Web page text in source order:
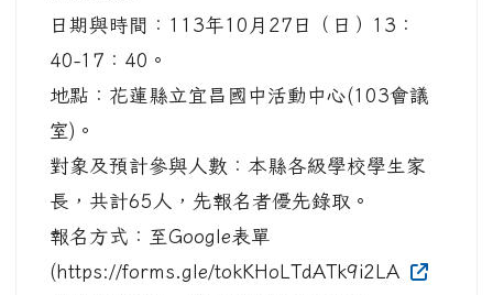
日期與時間：113年10月27日（日）13：
40-17：40。
地點：花蓮縣立宜昌國中活動中心(103會議
室)。
對象及預計參與人數：本縣各級學校學生家
長，共計65人，先報名者優先錄取。
報名方式：至Google表單
(https://forms.gle/tokKHoLTdATk9i2LA